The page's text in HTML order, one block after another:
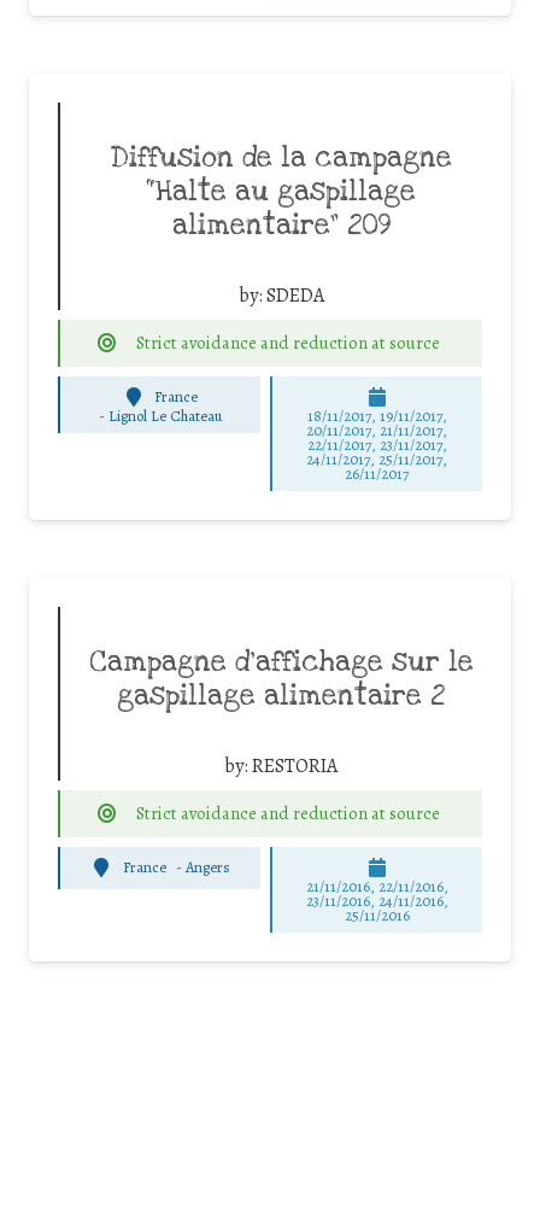
Diffusion de la campagne
“Halte au gaspillage
alimentaire” 209
by:SDEDA
Strict avoidance and reduction at source
France
- Lignol Le Chateau 18/11/2017, 19/11/2017,
20/11/2017, 21/11/2017,
22/11/2017, 23/11/2017,
24/11/2017, 25/11/2017,
26/11/2017
Campagne d’affichage sur le
gaspillage alimentaire 2
by:RESTORIA
Strict avoidance and reduction at source
France - Angers
21/11/2016, 22/11/2016,
23/11/2016, 24/11/2016,
25/11/2016